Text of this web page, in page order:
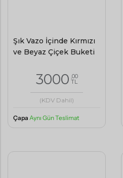
Şık Vazo İçinde Kırmızı
ve Beyaz Çiçek Buketi
3000 ,00
TL
(KDV Dahil)
Çapa Aynı Gün Teslimat